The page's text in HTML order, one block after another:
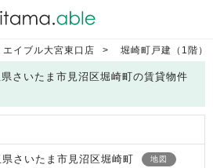
エイブル大宮東口店 堀崎町戸建（1階）
さいたま市見沼区堀崎町の賃貸物件
県さいたま市見沼区堀崎町 地図